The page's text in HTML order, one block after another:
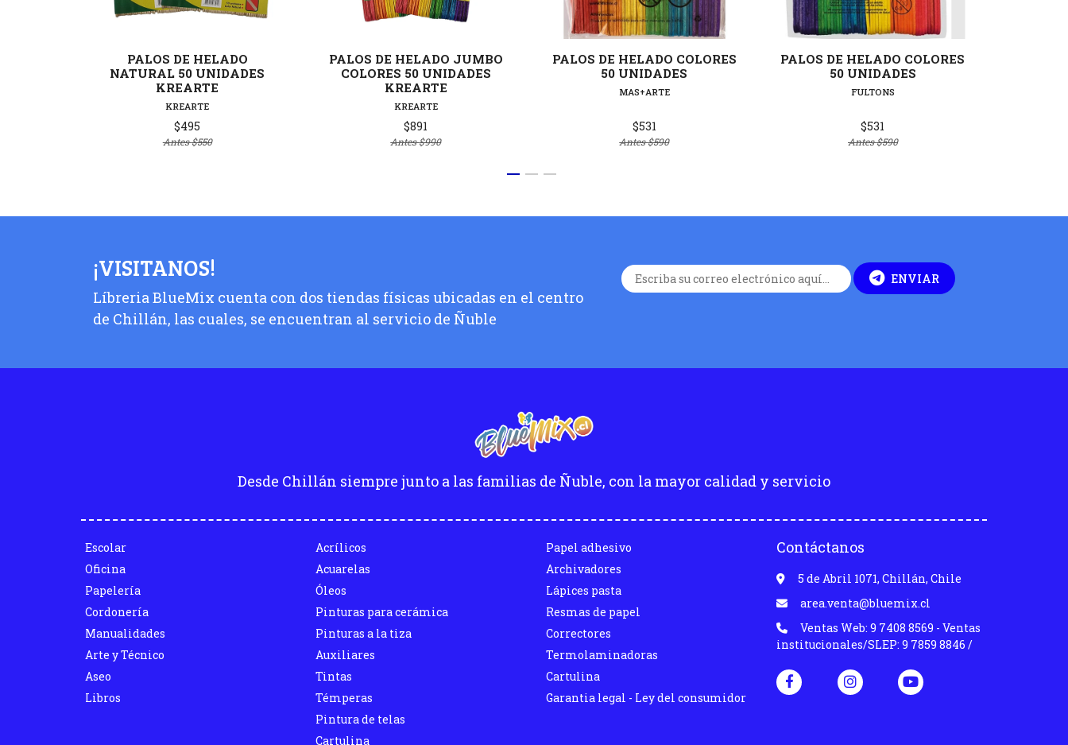
PALOS DE HELADO
NATURAL 50 UNIDADES
KREARTE
KREARTE
Ver detalles
$495
Antes$550
PALOS DE HELADO JUMBO
COLORES 50 UNIDADES
KREARTE
KREARTE
Ver detalles
$891
Antes$990
PALOS DE HELADO COLORES
50 UNIDADES
MAS+ARTE
Ver detalles
$531
Antes$590
PALOS DE HELADO COLORES
50 UNIDADES
FULTONS
Ver detalles
$531
Antes$590
¡VISITANOS!
Líbreria BlueMix cuenta con dos tiendas físicas ubicadas en el centro
de Chillán, las cuales, se encuentran al servicio de Ñuble
ENVIAR
Desde Chillán siempre junto a las familias de Ñuble, con la mayor calidad y servicio
Escolar
Oficina
Papelería
Cordonería
Manualidades
Arte y Técnico
Aseo
Libros
Acrílicos
Acuarelas
Óleos
Pinturas para cerámica
Pinturas a la tiza
Auxiliares
Tintas
Témperas
Pintura de telas
Cartulina
Papel adhesivo
Archivadores
Lápices pasta
Resmas de papel
Correctores
Termolaminadoras
Cartulina
Garantia legal - Ley del consumidor
Contáctanos
5 de Abril 1071, Chillán, Chile
area.venta@bluemix.cl
Ventas Web: 9 7408 8569 - Ventas
institucionales/SLEP: 9 7859 8846 /